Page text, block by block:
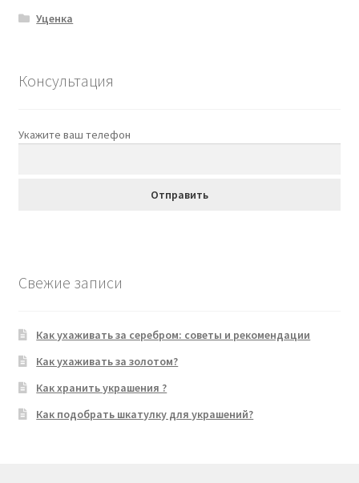
Уценка
Консультация
Укажите ваш телефон
Свежие записи
Как ухаживать за серебром: советы и рекомендации
Как ухаживать за золотом?
Как хранить украшения ?
Как подобрать шкатулку для украшений?